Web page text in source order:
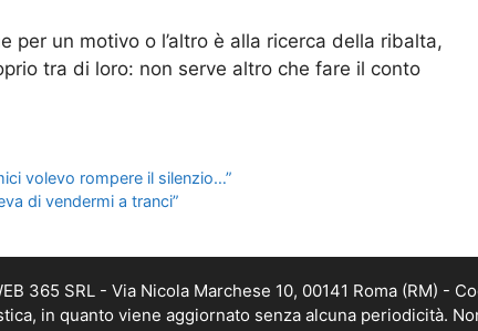
per un motivo o l’altro è alla ricerca della ribalta,
tra di loro: non serve altro che fare il conto
volevo rompere il silenzio…”
di vendermi a tranci”
365 SRL - Via Nicola Marchese 10, 00141 Roma (RM) -
in quanto viene aggiornato senza alcuna periodicità.